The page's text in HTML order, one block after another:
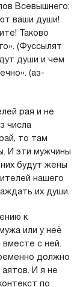
Всевышнего:
ваши души!
Таково
(Фуссылят
души и чем
(аз-
рая и не
числа
то там
И эти мужчины
будут жены
нашего
их души.
к
или у неё
с ней.
должно
И я не
по